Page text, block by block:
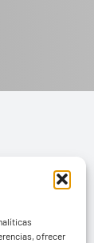
ofrecer